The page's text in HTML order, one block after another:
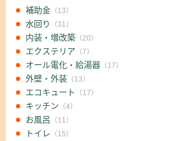
補助金（13）
水回り （31）
内装・増改築（20）
エクステリア （7）
オール電化・給湯器（17）
外壁・外装（13）
エコキュート （17）
キッチン （4）
お風呂 （11）
トイレ （15）